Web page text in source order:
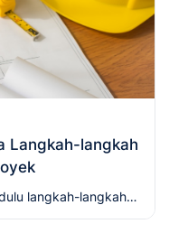
Langkah-langkah
langkah-langkah
proyek Anda tidak